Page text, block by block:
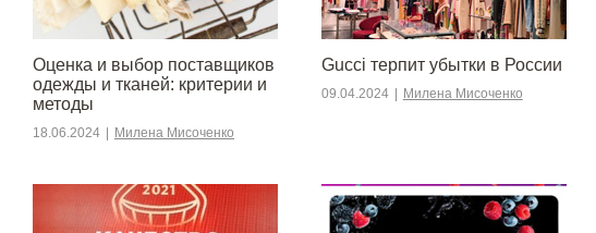
Оценка и выбор поставщиков
одежды и тканей: критерии и
методы
18.06.2024 Милена Мисоченко
Gucci терпит убытки в России
09.04.2024 Милена Мисоченко